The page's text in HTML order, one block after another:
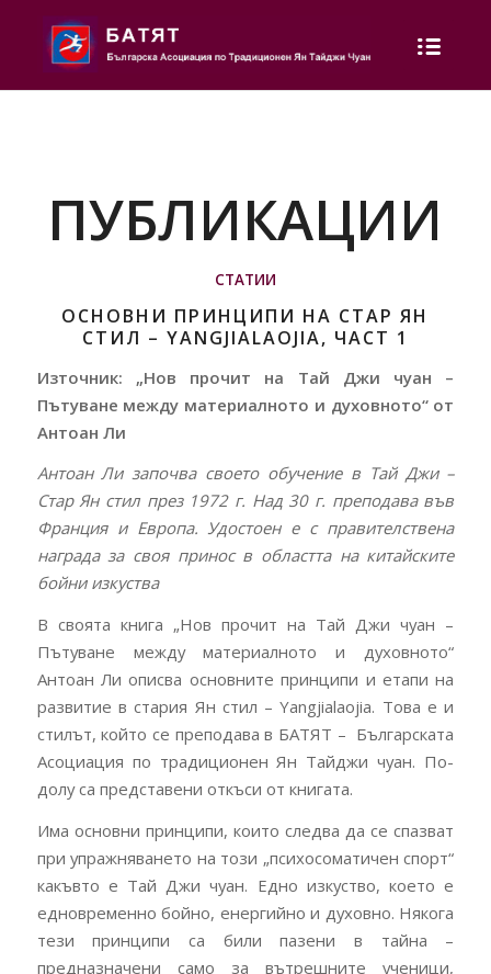
ПУБЛИКАЦИИ
СТАТИИ
ОСНОВНИ ПРИНЦИПИ НА СТАР ЯН
СТИЛ – YANGJIALAOJIA, ЧАСТ 1
Източник: „Нов прочит на Тай Джи чуан –
Пътуване между материалното и духовното“ от
Антоан Ли
Антоан Ли започва своето обучение в Тай Джи –
Стар Ян стил през 1972 г. Над 30 г. преподава във
Франция и Европа. Удостоен е с правителствена
награда за своя принос в областта на китайските
бойни изкуства
В своята книга „Нов прочит на Тай Джи чуан –
Пътуване между материалното и духовното“
Антоан Ли описва основните принципи и етапи на
развитие в стария Ян стил – Yangjialaojia. Това е и
стилът, който се преподава в БАТЯТ – Българската
Асоциация по традиционен Ян Тайджи чуан. По-
долу са представени откъси от книгата.
Има основни принципи, които следва да се спазват
при упражняването на този „психосоматичен спорт“
какъвто е Тай Джи чуан. Едно изкуство, което е
едновременно бойно, енергийно и духовно. Някога
тези принципи са били пазени в тайна –
предназначени само за вътрешните ученици,